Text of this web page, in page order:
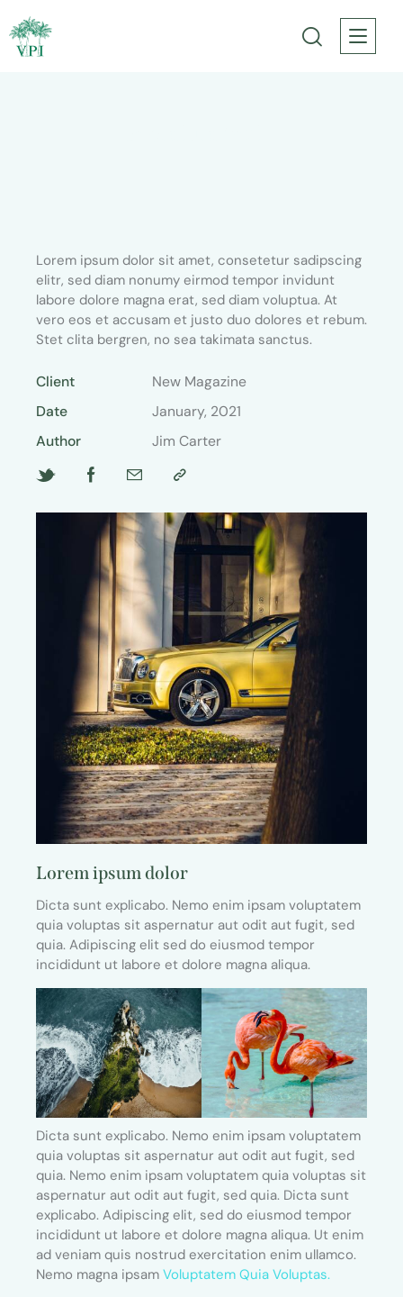
Lorem ipsum dolor sit amet, consetetur sadipscing
elitr, sed diam nonumy eirmod tempor invidunt
labore dolore magna erat, sed diam voluptua. At
vero eos et accusam et justo duo dolores et rebum.
Stet clita bergren, no sea takimata sanctus.
Client
New Magazine
Date
January, 2021
Author
Jim Carter
Lorem ipsum dolor
Dicta sunt explicabo. Nemo enim ipsam voluptatem
quia voluptas sit aspernatur aut odit aut fugit, sed
quia. Adipiscing elit sed do eiusmod tempor
incididunt ut labore et dolore magna aliqua.
Dicta sunt explicabo. Nemo enim ipsam voluptatem
quia voluptas sit aspernatur aut odit aut fugit, sed
quia. Nemo enim ipsam voluptatem quia voluptas sit
aspernatur aut odit aut fugit, sed quia. Dicta sunt
explicabo. Adipiscing elit, sed do eiusmod tempor
incididunt ut labore et dolore magna aliqua. Ut enim
ad veniam quis nostrud exercitation enim ullamco.
Nemo magna ipsam Voluptatem Quia Voluptas.